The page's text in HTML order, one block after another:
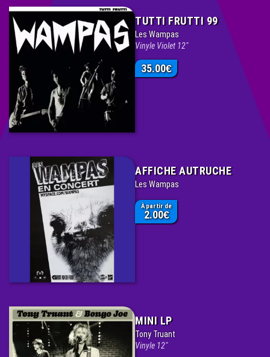
TUTTI FRUTTI 99
Les Wampas
Vinyle Violet 12"
35.00€
AFFICHE AUTRUCHE
Les Wampas
À partir de
2.00€
MINI LP
Tony Truant
Vinyle 12"